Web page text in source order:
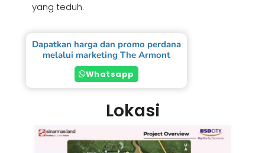
yang teduh.
Dapatkan harga dan promo perdana
melalui marketing The Armont
Whatsapp
Lokasi